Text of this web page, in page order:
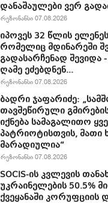
დანაშაულები ვერ
რეზონანსი 07.08.2026
იპოვეს 32 წლის
რომელიც მდინარეში
გადასარჩენად
ღამე ეძებდნენ...
რეზონანსი 07.08.2026
ბადრი ჯაფარიძე:
თავშეწირული
იქნება სამაგალითო
პატრიოტისთვის, მათი
მარადიულია“
რეზონანსი 07.08.2026
SOCIS-ის კვლევის
უკრაინელების 50.5%
ქვეყანაში კორუფციის